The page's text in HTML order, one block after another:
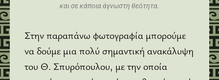
και σε κάποια άγνωστη θεότητα.
Στην παραπάνω φωτογραφία μπορούμε
να δούμε μια πολύ σημαντική ανακάλυψη
του Θ. Σπυρόπουλου, με την οποία